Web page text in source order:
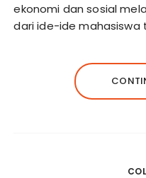
ekonomi dan sosial
dari ide-ide mahasiswa